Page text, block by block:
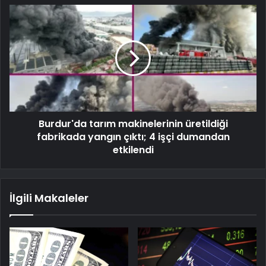
Burdur'da tarım makinelerinin üretildiği
fabrikada yangın çıktı; 4 işçi dumandan
etkilendi
İlgili Makaleler